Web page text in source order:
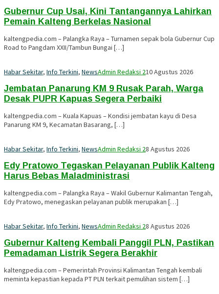
Gubernur Cup Usai, Kini Tantangannya Lahirkan
Pemain Kalteng Berkelas Nasional
kaltengpedia.com – Palangka Raya – Turnamen sepak bola Gubernur Cup
Road to Pangdam XXII/Tambun Bungai […]
Habar Sekitar, Info Terkini, NewsAdmin Redaksi 210 Agustus 2026
Jembatan Panarung KM 9 Rusak Parah, Warga
Desak PUPR Kapuas Segera Perbaiki
kaltengpedia.com – Kuala Kapuas – Kondisi jembatan kayu di Desa
Panarung KM 9, Kecamatan Basarang, […]
Habar Sekitar, Info Terkini, NewsAdmin Redaksi 28 Agustus 2026
Edy Pratowo Tegaskan Pelayanan Publik Kalteng
Harus Bebas Maladministrasi
kaltengpedia.com – Palangka Raya – Wakil Gubernur Kalimantan Tengah,
Edy Pratowo, menegaskan pelayanan publik merupakan […]
Habar Sekitar, Info Terkini, NewsAdmin Redaksi 28 Agustus 2026
Gubernur Kalteng Kembali Panggil PLN, Pastikan
Pemadaman Listrik Segera Berakhir
kaltengpedia.com – Pemerintah Provinsi Kalimantan Tengah kembali
meminta kepastian kepada PT PLN terkait pemulihan sistem […]